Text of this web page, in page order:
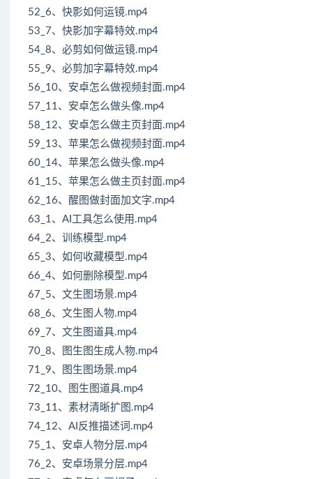
52_6、快影如何运镜.mp4
53_7、快影加字幕特效.mp4
54_8、必剪如何做运镜.mp4
55_9、必剪加字幕特效.mp4
56_10、安卓怎么做视频封面.mp4
57_11、安卓怎么做头像.mp4
58_12、安卓怎么做主页封面.mp4
59_13、苹果怎么做视频封面.mp4
60_14、苹果怎么做头像.mp4
61_15、苹果怎么做主页封面.mp4
62_16、醒图做封面加文字.mp4
63_1、AI工具怎么使用.mp4
64_2、训练模型.mp4
65_3、如何收藏模型.mp4
66_4、如何删除模型.mp4
67_5、文生图场景.mp4
68_6、文生图人物.mp4
69_7、文生图道具.mp4
70_8、图生图生成人物.mp4
71_9、图生图场景.mp4
72_10、图生图道具.mp4
73_11、素材清晰扩图.mp4
74_12、AI反推描述词.mp4
75_1、安卓人物分层.mp4
76_2、安卓场景分层.mp4